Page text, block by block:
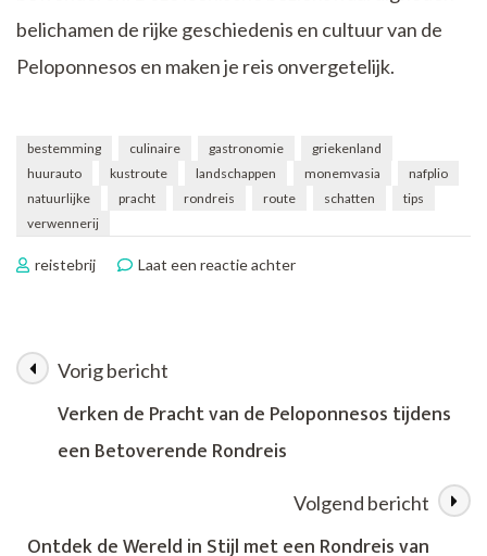
belichamen de rijke geschiedenis en cultuur van de
Peloponnesos en maken je reis onvergetelijk.
bestemming culinaire gastronomie
griekenland
huurauto
kustroute landschappen monemvasia
nafplio
natuurlijke
pracht rondreis route schatten
tips
verwennerij
reistebrij Laat een reactie achterop
Onvergetelijke
Berichtnavigatie
Vorig bericht
Verken de Pracht van de Peloponnesos tijdens
een Betoverende Rondreis
Volgend bericht
Ontdek de Wereld in Stijl met een Rondreis van